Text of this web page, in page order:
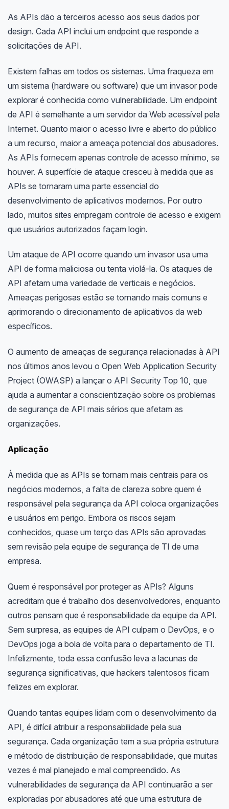
As APIs dão a terceiros acesso aos seus dados por
design. Cada API inclui um endpoint que responde a
solicitações de API.
Existem falhas em todos os sistemas. Uma fraqueza em
um sistema (hardware ou software) que um invasor pode
explorar é conhecida como vulnerabilidade. Um endpoint
de API é semelhante a um servidor da Web acessível pela
Internet. Quanto maior o acesso livre e aberto do público
a um recurso, maior a ameaça potencial dos abusadores.
As APIs fornecem apenas controle de acesso mínimo, se
houver. A superfície de ataque cresceu à medida que as
APIs se tornaram uma parte essencial do
desenvolvimento de aplicativos modernos. Por outro
lado, muitos sites empregam controle de acesso e exigem
que usuários autorizados façam login.
Um ataque de API ocorre quando um invasor usa uma
API de forma maliciosa ou tenta violá-la. Os ataques de
API afetam uma variedade de verticais e negócios.
Ameaças perigosas estão se tornando mais comuns e
aprimorando o direcionamento de aplicativos da web
específicos.
O aumento de ameaças de segurança relacionadas à API
nos últimos anos levou o Open Web Application Security
Project (OWASP) a lançar o API Security Top 10, que
ajuda a aumentar a conscientização sobre os problemas
de segurança de API mais sérios que afetam as
organizações.
Aplicação
À medida que as APIs se tornam mais centrais para os
negócios modernos, a falta de clareza sobre quem é
responsável pela segurança da API coloca organizações
e usuários em perigo. Embora os riscos sejam
conhecidos, quase um terço das APIs são aprovadas
sem revisão pela equipe de segurança de TI de uma
empresa.
Quem é responsável por proteger as APIs? Alguns
acreditam que é trabalho dos desenvolvedores, enquanto
outros pensam que é responsabilidade da equipe da API.
Sem surpresa, as equipes de API culpam o DevOps, e o
DevOps joga a bola de volta para o departamento de TI.
Infelizmente, toda essa confusão leva a lacunas de
segurança significativas, que hackers talentosos ficam
felizes em explorar.
Quando tantas equipes lidam com o desenvolvimento da
API, é difícil atribuir a responsabilidade pela sua
segurança. Cada organização tem a sua própria estrutura
e método de distribuição de responsabilidade, que muitas
vezes é mal planejado e mal compreendido. As
vulnerabilidades de segurança da API continuarão a ser
exploradas por abusadores até que uma estrutura de